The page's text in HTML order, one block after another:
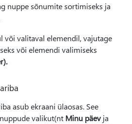
nuppe sõnumite sortimiseks ja
või valitaval elemendil, vajutage
või elemendi valimiseks
asub ekraani ülaosas. See
valikut(nt Minu päevja